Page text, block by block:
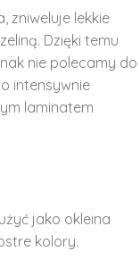
zniweluje lekkie
Dzięki temu
nie polecamy do
intensywnie
laminatem
jako okleina
kolory.